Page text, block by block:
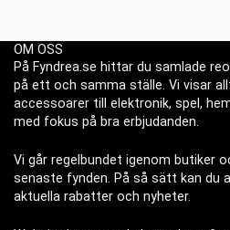
OM OSS
På Fyndrea.se hittar du samlade
på ett och samma ställe. Vi visar
accessoarer till elektronik, spel,
med fokus på bra erbjudanden.
Vi går regelbundet igenom butiker
senaste fynden. På så sätt kan du
aktuella rabatter och nyheter.